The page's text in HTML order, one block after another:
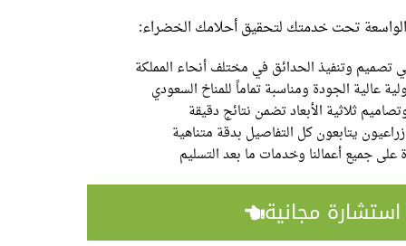
الواسعة تحت خدمتك لتحقيق أحلامك الخضراء:
عالية الجودة ومناسبة تماماً للمناخ السعودي
ثلاثية الأبعاد تضمن نتائج دقيقة
يتابعون كل التفاصيل بدقة متناهية
جميع أعمالنا وخدمات ما بعد التسليم
مجانية